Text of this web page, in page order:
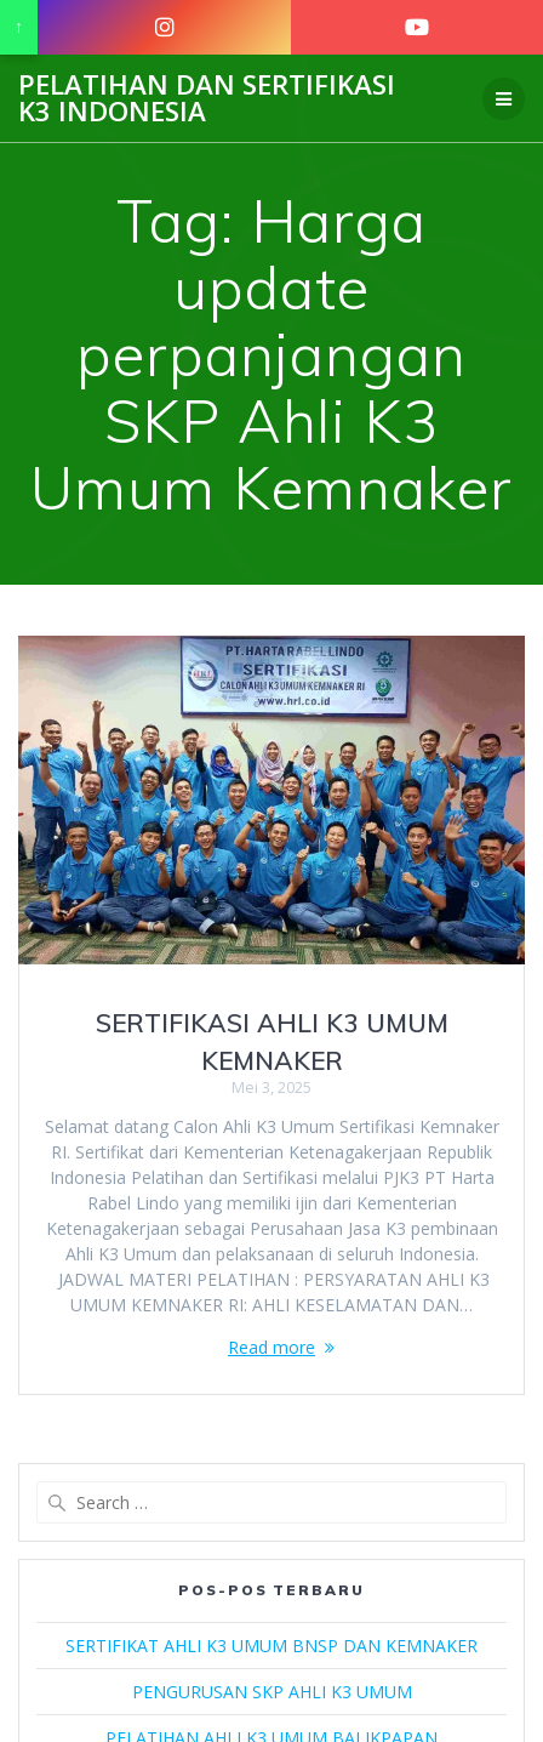
to
PELATIHAN DAN SERTIFIKASI
K3 INDONESIA
Tag: Harga
update
perpanjangan
SKP Ahli K3
Umum Kemnaker
SERTIFIKASI AHLI K3 UMUM
KEMNAKER
Mei 3, 2025
Selamat datang Calon Ahli K3 Umum Sertifikasi Kemnaker
RI. Sertifikat dari Kementerian Ketenagakerjaan Republik
Indonesia Pelatihan dan Sertifikasi melalui PJK3 PT Harta
Rabel Lindo yang memiliki ijin dari Kementerian
Ketenagakerjaan sebagai Perusahaan Jasa K3 pembinaan
Ahli K3 Umum dan pelaksanaan di seluruh Indonesia.
JADWAL MATERI PELATIHAN : PERSYARATAN AHLI K3
UMUM KEMNAKER RI: AHLI KESELAMATAN DAN…
Read more
POS-POS TERBARU
SERTIFIKAT AHLI K3 UMUM BNSP DAN KEMNAKER
PENGURUSAN SKP AHLI K3 UMUM
↑